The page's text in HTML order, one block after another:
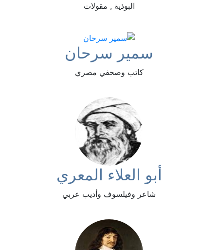
البوذية , مقولات
سمير سرحان
كاتب وصحفي مصري
أبو العلاء المعري
شاعر وفيلسوف وأديب عربي